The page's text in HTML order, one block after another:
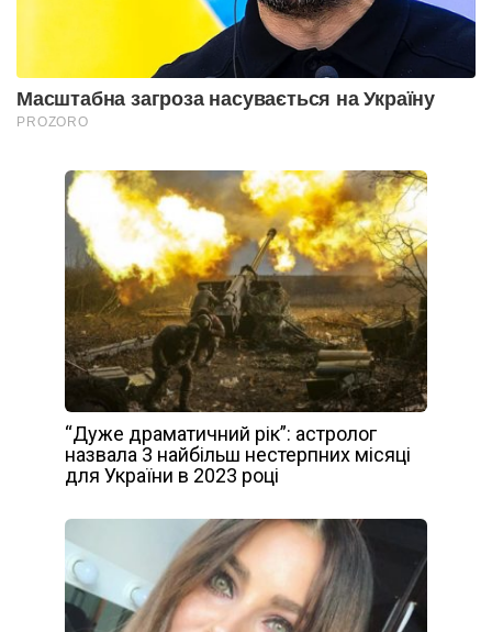
“Дуже драматичний рік”: астролог
назвала 3 найбільш нестерпних місяці
для України в 2023 році